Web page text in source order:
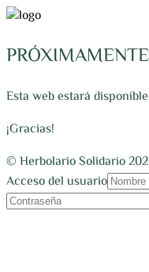
PRÓXIMAMENTE
Esta web estará
¡Gracias!
© Herbolario Solidario
Acceso del usuario